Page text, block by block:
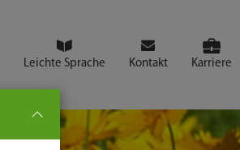
Leichte Sprache Kontakt Karriere